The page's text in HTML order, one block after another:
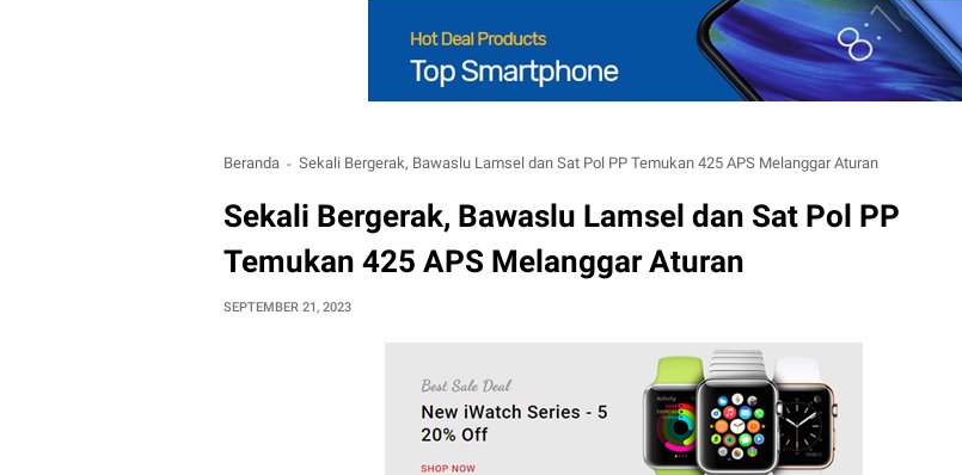
Beranda Sekali Bergerak, Bawaslu Lamsel dan Sat Pol PP Temukan 425 APS Melanggar Aturan
Sekali Bergerak, Bawaslu Lamsel dan Sat Pol PP
Temukan 425 APS Melanggar Aturan
SEPTEMBER 21, 2023